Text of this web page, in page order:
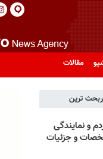
مقالات
ترین
و نمایندگی
و جزئیات